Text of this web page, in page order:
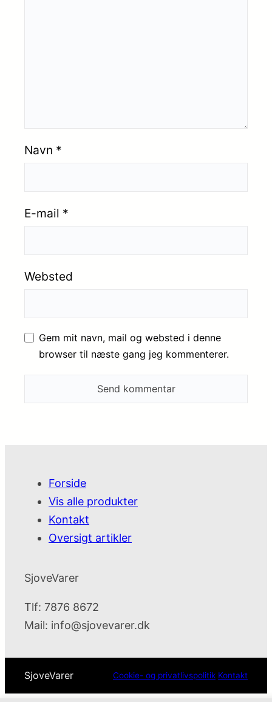
Navn *
E-mail *
Websted
Gem mit navn, mail og websted i denne
browser til næste gang jeg kommenterer.
Forside
Vis alle produkter
Kontakt
Oversigt artikler
SjoveVarer
Tlf: 7876 8672
Mail: info@sjovevarer.dk
SjoveVarer Cookie- og privatlivspolitik Kontakt